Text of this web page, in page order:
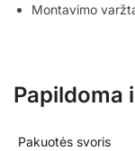
Montavimo
Papildoma
Pakuotės svoris